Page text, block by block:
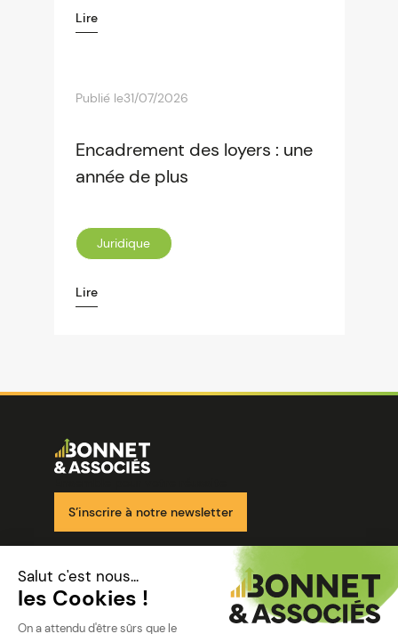
Lire
Publié le31/07/2026
Encadrement des loyers : une
année de plus
Juridique
Lire
Image
S’inscrire à notre newsletter
Nos solutions
Nos cabinets
Mon espace client